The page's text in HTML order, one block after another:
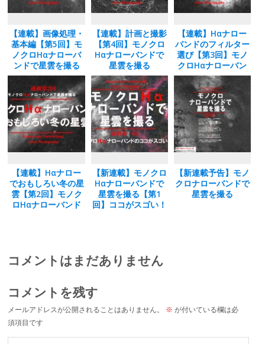
【連載】画像処理・
基本編【第5回】モ
ノクロHαナローバ
ンドで星雲を撮る
【連載】計画と撮影
【第4回】モノクロ
Hαナローバンドで
星雲を撮る
【連載】Hαナロー
バンドのフィルター
選び【第3回】モノ
クロHαナローバン
ドで星雲を撮る
【連載】Hαナロー
でおもしろい冬の星
雲【第2回】モノク
ロHαナローバンド
【新連載】モノクロ
Hαナローバンドで
星雲を撮る【第1
回】ココがスゴい！
【新連載予告】モノ
クロナローバンドで
星雲を撮る
コメントはまだありません
コメントを残す
メールアドレスが公開されることはありません。 ※ が付いている欄は必
須項目です